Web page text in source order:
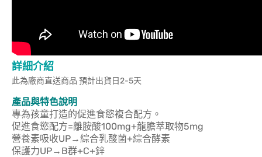
詳細介紹
此為廠商直送商品 預計出貨日2-5天
產品與特色說明
專為孩童打造的促進食慾複合配方。
促進食慾配方=離胺酸100mg+龍膽萃取物5mg
營養素吸收UP→綜合乳酸菌+綜合酵素
保護力UP→B群+C+鋅